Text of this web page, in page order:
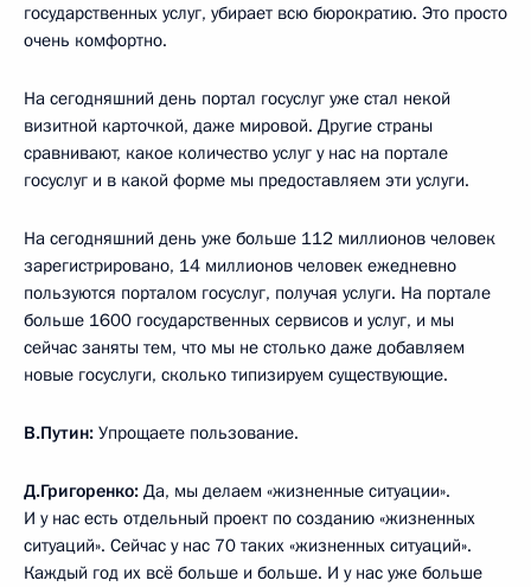
государственных услуг, убирает всю бюрократию. Это просто
очень комфортно.
На сегодняшний день портал госуслуг уже стал некой
визитной карточкой, даже мировой. Другие страны
сравнивают, какое количество услуг у нас на портале
госуслуг и в какой форме мы предоставляем эти услуги.
На сегодняшний день уже больше 112 миллионов человек
зарегистрировано, 14 миллионов человек ежедневно
пользуются порталом госуслуг, получая услуги. На портале
больше 1600 государственных сервисов и услуг, и мы
сейчас заняты тем, что мы не столько даже добавляем
новые госуслуги, сколько типизируем существующие.
В.Путин: Упрощаете пользование.
Д.Григоренко: Да, мы делаем «жизненные ситуации».
И у нас есть отдельный проект по созданию «жизненных
ситуаций». Сейчас у нас 70 таких «жизненных ситуаций».
Каждый год их всё больше и больше. И у нас уже больше